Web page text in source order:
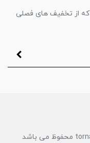
که از تخفیف های فصلی